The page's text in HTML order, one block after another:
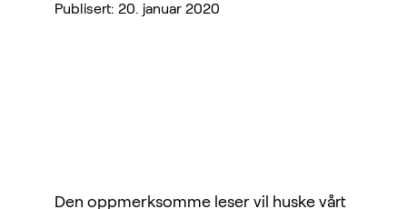
Publisert: 20. januar 2020
Den oppmerksomme leser vil huske vårt